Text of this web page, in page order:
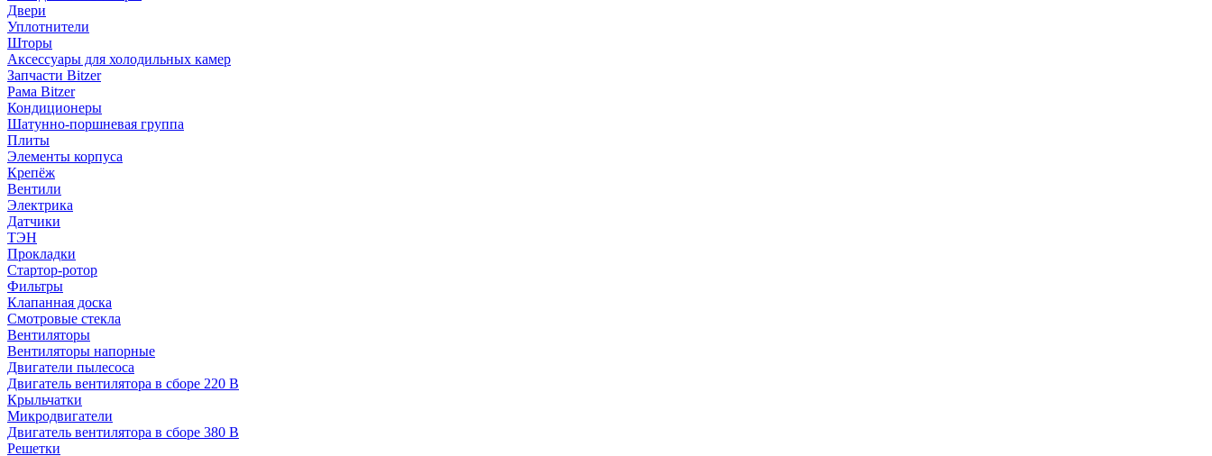
Двери
Уплотнители
Шторы
Аксессуары для холодильных камер
Запчасти Bitzer
Рама Bitzer
Кондиционеры
Шатунно-поршневая группа
Плиты
Элементы корпуса
Крепёж
Вентили
Электрика
Датчики
ТЭН
Прокладки
Стартор-ротор
Фильтры
Клапанная доска
Смотровые стекла
Вентиляторы
Вентиляторы напорные
Двигатели пылесоса
Двигатель вентилятора в сборе 220 В
Крыльчатки
Микродвигатели
Двигатель вентилятора в сборе 380 В
Решетки